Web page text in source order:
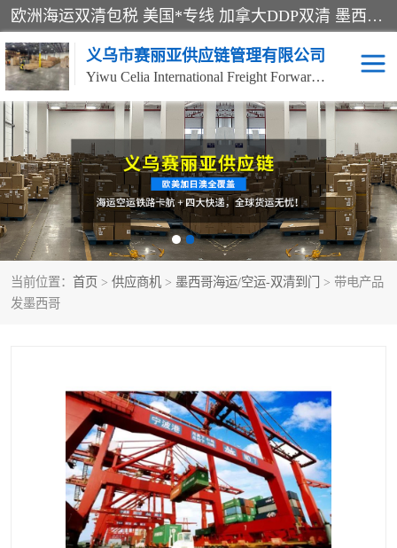
欧洲海运双清包税 美国*专线 加拿大DDP双清 墨西哥跨境空运 澳大利亚专线物流 跨境电商物流服务 国际快递到门服务 海运*渠道 一站式跨境物流解决方案 TikTok/SHEIN专线 电商平台FBA头程运输 国际铁路运输欧洲 UPS/DDHL/联邦快递跨境 美国双清到门物流 跨境*运输
义乌市赛丽亚供应链管理有限公司
Yiwu Celia International Freight Forwarding Co., Ltd
当前位置： 首页 > 供应商机 > 墨西哥海运/空运-双清到门
> 带电产品
发墨西哥
美森快船 欧洲卡航
加拿大海运/空运-双清到
门
澳大利亚海运/空运-双清
到门
墨西哥海运/空运-双清到
门